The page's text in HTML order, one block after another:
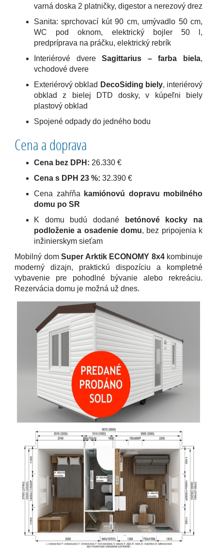
varná doska 2 platničky, digestor a nerezový drez
Sanita: sprchovací kút 90 cm, umývadlo 50 cm,
WC pod oknom, elektrický bojler 50 l,
predpríprava na práčku, elektrický rebrík
Interiérové dvereSagittarius – farba biela,
vchodové dvere
Exteriérový obklad DecoSiding biely, interiérový
obklad z bielej DTD dosky, v kúpeľni biely
plastový obklad
Spojené odpady do jedného bodu
Cena a doprava
Cena bez DPH: 26.330 €
Cena s DPH 23 %: 32.390 €
Cena zahŕňa
kamiónovú dopravu mobilného
domu po SR
K domu budú dodané
betónové kocky na
podloženie a osadenie domu, bez pripojenia k
inžinierskym sieťam
Mobilný dom Super Arktik ECONOMY 8x4kombinuje
moderný dizajn, praktickú dispozíciu a kompletné
vybavenie pre pohodlné bývanie alebo rekreáciu.
Rezervácia domu je možná už dnes.